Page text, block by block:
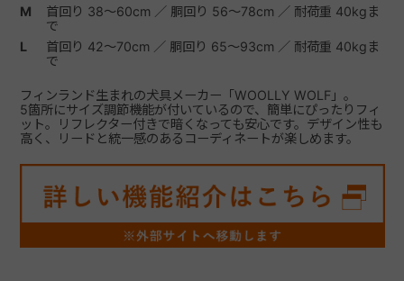
M
首回り 38～60cm ／ 胴回り 56～78cm ／ 耐荷重 40kgま
で
L
首回り 42～70cm ／ 胴回り 65～93cm ／ 耐荷重 40kgま
で
フィンランド生まれの犬具メーカー「WOOLLY WOLF」。
5箇所にサイズ調節機能が付いているので、簡単にぴったりフィ
ット。リフレクター付きで暗くなっても安心です。デザイン性も
高く、リードと統一感のあるコーディネートが楽しめます。